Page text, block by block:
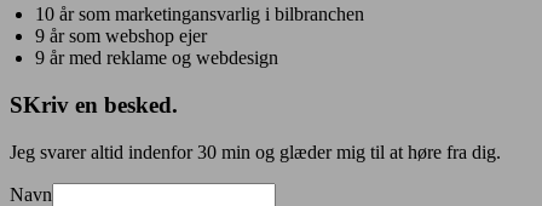
10 år som marketingansvarlig i bilbranchen
9 år som webshop ejer
9 år med reklame og webdesign
SKriv en besked.
​Jeg svarer altid indenfor 30 min og glæder mig til at høre fra dig.
Navn